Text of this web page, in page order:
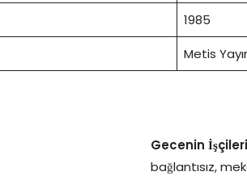
1985
Metis
Gecenin
bağlantısız,